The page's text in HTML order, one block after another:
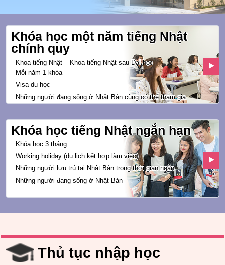
Khóa học một năm tiếng Nhật
chính quy
Khoa tiếng Nhật – Khoa tiếng Nhật sau Đại học
Mỗi năm 1 khóa
Visa du học
Những người đang sống ở Nhật Bảncũng có thể tham gia
Khóa học tiếng Nhật ngắn hạn
Khóa học 3 tháng
Working holiday(du lịch kết hợp làm việc)
Những người lưu trú tại Nhật Bản trongthời gian ngắn
Những người đang sống ở Nhật Bản
Thủ tục nhập học